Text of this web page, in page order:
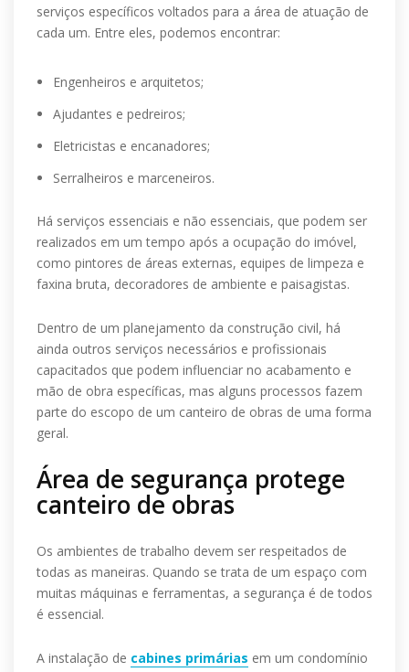
serviços específicos voltados para a área de atuação de
cada um. Entre eles, podemos encontrar:
Engenheiros e arquitetos;
Ajudantes e pedreiros;
Eletricistas e encanadores;
Serralheiros e marceneiros.
Há serviços essenciais e não essenciais, que podem ser
realizados em um tempo após a ocupação do imóvel,
como pintores de áreas externas, equipes de limpeza e
faxina bruta, decoradores de ambiente e paisagistas.
Dentro de um planejamento da construção civil, há
ainda outros serviços necessários e profissionais
capacitados que podem influenciar no acabamento e
mão de obra específicas, mas alguns processos fazem
parte do escopo de um canteiro de obras de uma forma
geral.
Área de segurança protege
canteiro de obras
Os ambientes de trabalho devem ser respeitados de
todas as maneiras. Quando se trata de um espaço com
muitas máquinas e ferramentas, a segurança é de todos
é essencial.
A instalação de cabines primárias em um condomínio